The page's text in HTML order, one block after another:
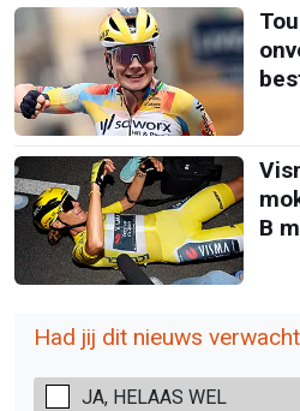
B
Had jij dit nieuws
JA, HELAAS WEL